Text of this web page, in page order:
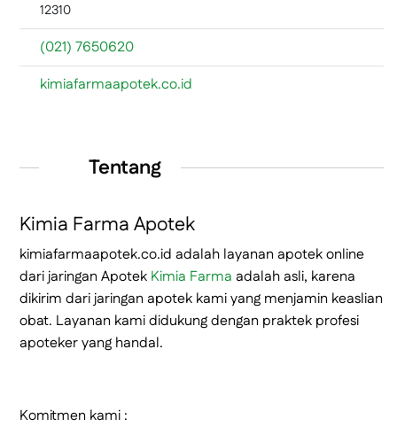
12310
(021) 7650620
kimiafarmaapotek.co.id
Tentang
Kimia Farma Apotek
kimiafarmaapotek.co.id adalah layanan apotek online
dari jaringan Apotek Kimia Farma adalah asli, karena
dikirim dari jaringan apotek kami yang menjamin keaslian
obat. Layanan kami didukung dengan praktek profesi
apoteker yang handal.
Komitmen kami :